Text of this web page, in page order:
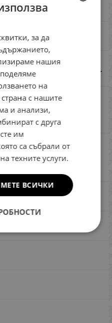
щука
6.90 € 13.50 лв.
3.5 - 063 Spring Gill
6pcs
за да
нашия
на
с нашите
и анализи,
с друга
им
са събрали от
техните услуги.
ВСИЧКИ